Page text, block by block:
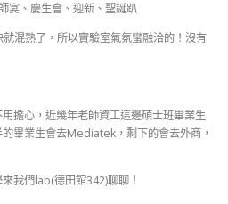
宴、慶生會、迎新、聖誕趴
混熟了，所以實驗室氣氛蠻融洽的！沒有
擔心，近幾年老師資工這邊碩士班畢業生
畢業生會去Mediatek，剩下的會去外商，
我們lab(德田館342)聊聊！